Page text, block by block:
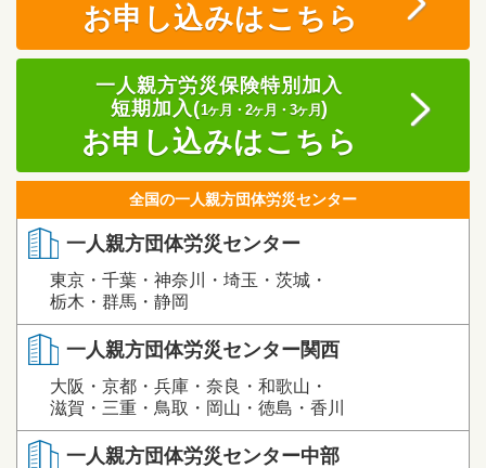
お申し込みはこちら
一人親方労災保険特別加入
短期加入(1ヶ月・2ヶ月・3ヶ月)
お申し込みはこちら
全国の一人親方団体労災センター
一人親方団体労災センター
東京・千葉・神奈川・埼玉・茨城・
栃木・群馬・静岡
一人親方団体労災センター関西
大阪・京都・兵庫・奈良・和歌山・
滋賀・三重・鳥取・岡山・徳島・香川
一人親方団体労災センター中部